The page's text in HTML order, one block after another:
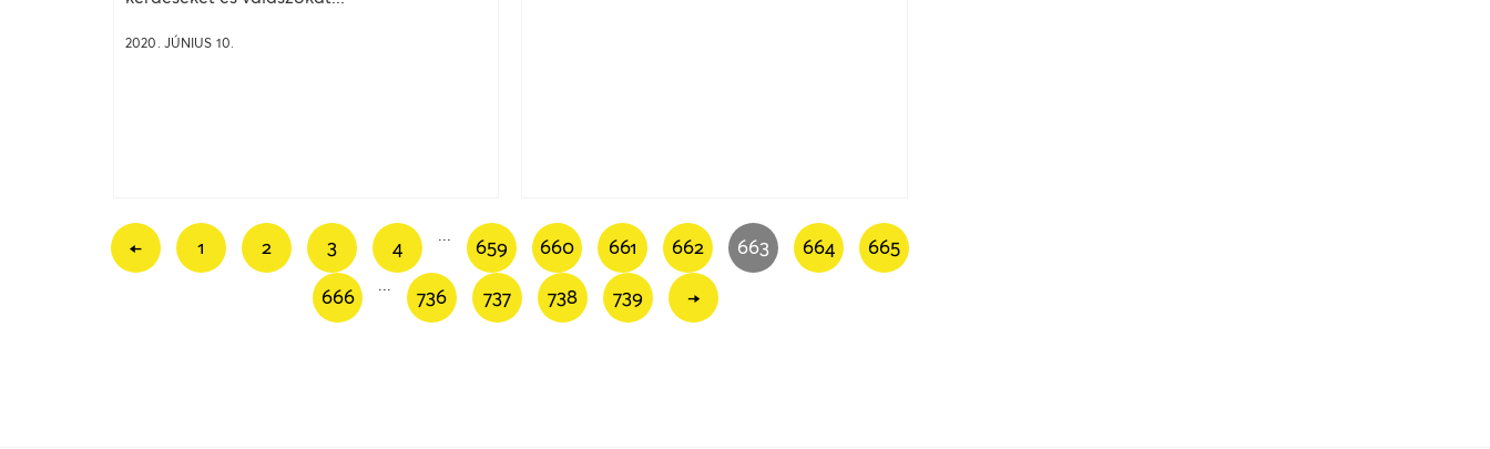
2020. JÚNIUS 10.
← 1 2 3 4 659 660 661 662 663 664 665
666 736 737 738 739 →